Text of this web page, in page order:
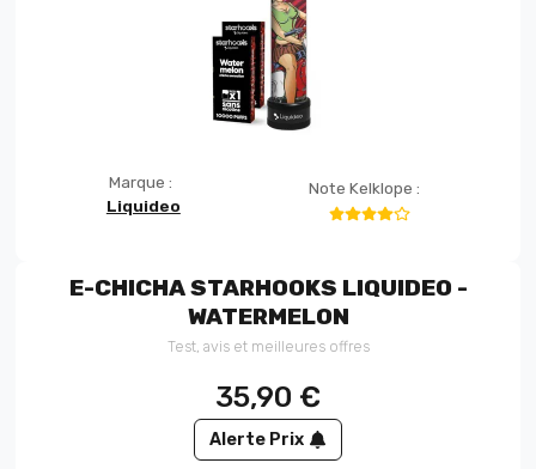
Marque :
Liquideo
Note Kelklope :
E-CHICHA STARHOOKS LIQUIDEO -
WATERMELON
Test, avis et meilleures offres
35,90 €
Alerte Prix